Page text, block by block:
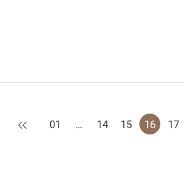
上一頁
01 … 14 15 16 17